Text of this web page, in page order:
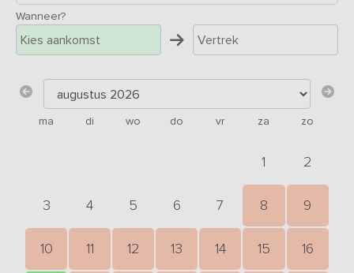
Wanneer?
ma di wo do vr za zo
1 2
3 4 5 6 7 8 9
10 11 12 13 14 15 16